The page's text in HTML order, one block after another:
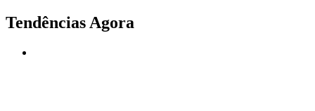
Tendências Agora